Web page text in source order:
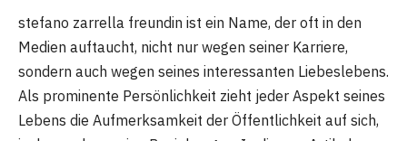
stefano zarrella freundin ist ein Name, der oft in den
Medien auftaucht, nicht nur wegen seiner Karriere,
sondern auch wegen seines interessanten Liebeslebens.
Als prominente Persönlichkeit zieht jeder Aspekt seines
Lebens die Aufmerksamkeit der Öffentlichkeit auf sich,